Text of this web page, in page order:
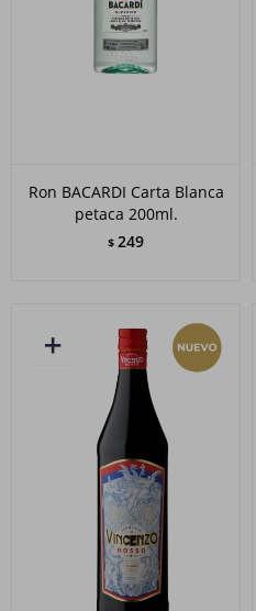
Ron BACARDI Carta Blanca
petaca 200ml.
$ 249